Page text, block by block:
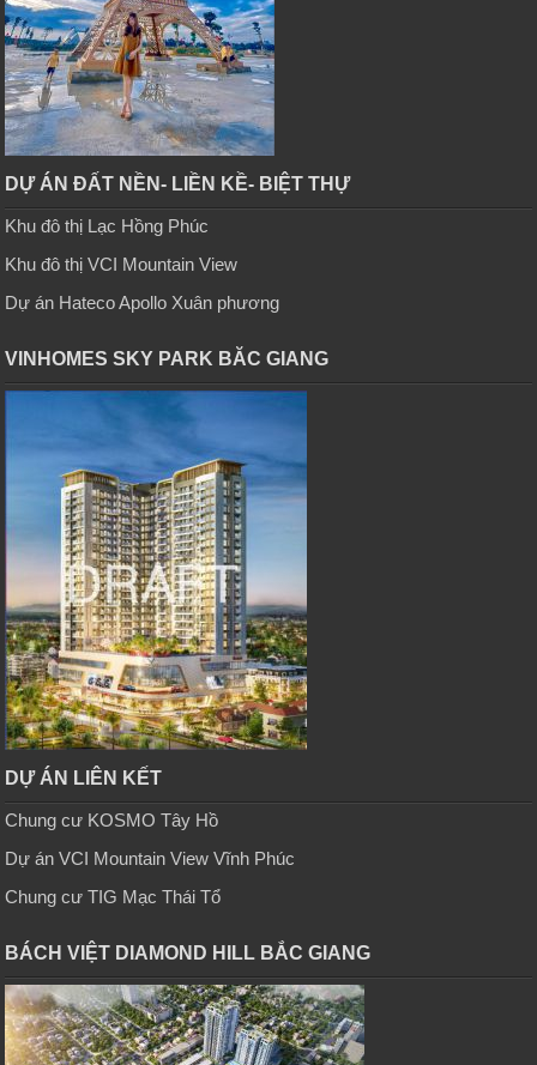
DỰ ÁN ĐẤT NỀN- LIỀN KỀ- BIỆT THỰ
Khu đô thị Lạc Hồng Phúc
Khu đô thị VCI Mountain View
Dự án Hateco Apollo Xuân phương
VINHOMES SKY PARK BĂC GIANG
DỰ ÁN LIÊN KẾT
Chung cư KOSMO Tây Hồ
Dự án VCI Mountain View Vĩnh Phúc
Chung cư TIG Mạc Thái Tổ
BÁCH VIỆT DIAMOND HILL BẮC GIANG